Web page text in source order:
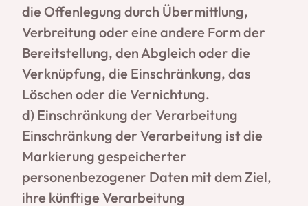
die Offenlegung durch Übermittlung,
Verbreitung oder eine andere Form der
Bereitstellung, den Abgleich oder die
Verknüpfung, die Einschränkung, das
Löschen oder die Vernichtung.
d) Einschränkung der Verarbeitung
Einschränkung der Verarbeitung ist die
Markierung gespeicherter
personenbezogener Daten mit dem Ziel,
ihre künftige Verarbeitung